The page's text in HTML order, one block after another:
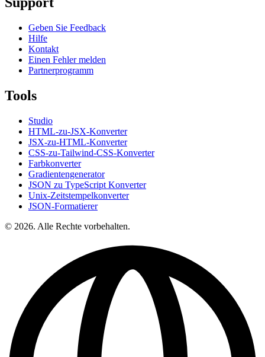
Geben Sie Feedback
Hilfe
Kontakt
Einen Fehler melden
Partnerprogramm
Tools
Studio
HTML-zu-JSX-Konverter
JSX-zu-HTML-Konverter
CSS-zu-Tailwind-CSS-Konverter
Farbkonverter
Gradientengenerator
JSON zu TypeScript Konverter
Unix-Zeitstempelkonverter
JSON-Formatierer
© 2026. Alle Rechte vorbehalten.